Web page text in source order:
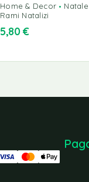
Home & Decor
Natale
Rami Natalizi
5,80€